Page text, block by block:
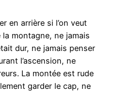
en arrière si l’on veut
montagne, ne jamais
dur, ne jamais penser
l’ascension, ne
La montée est rude
garder le cap, ne